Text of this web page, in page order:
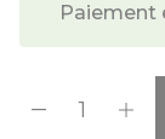
Paiement